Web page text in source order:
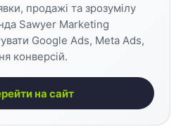
продажі та зрозумілу
Sawyer Marketing
Google Ads, Meta Ads,
конверсій.
на сайт